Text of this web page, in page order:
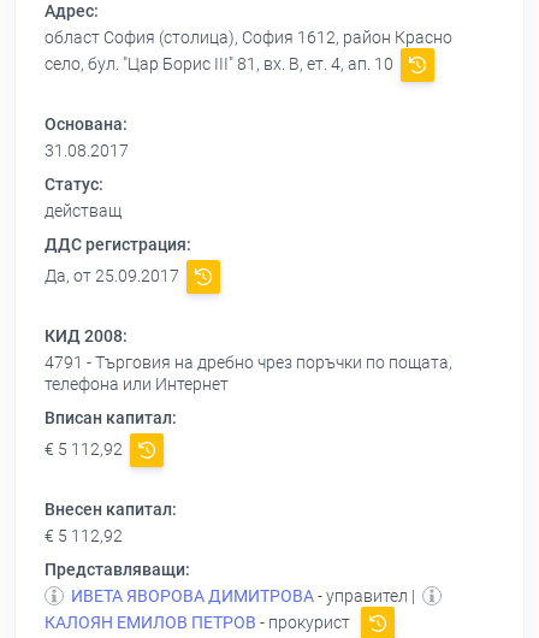
Адрес:
област София (столица), София 1612, район Красно
село, бул. "Цар Борис III" 81, вх. В, ет. 4, ап. 10
Основана:
31.08.2017
Статус:
действащ
ДДС регистрация:
Да, от 25.09.2017
КИД 2008:
4791 - Търговия на дребно чрез поръчки по пощата,
телефона или Интернет
Вписан капитал:
€ 5 112,92
Внесен капитал:
€ 5 112,92
Представляващи:
ИВЕТА ЯВОРОВА ДИМИТРОВА- управител |
КАЛОЯН ЕМИЛОВ ПЕТРОВ - прокурист